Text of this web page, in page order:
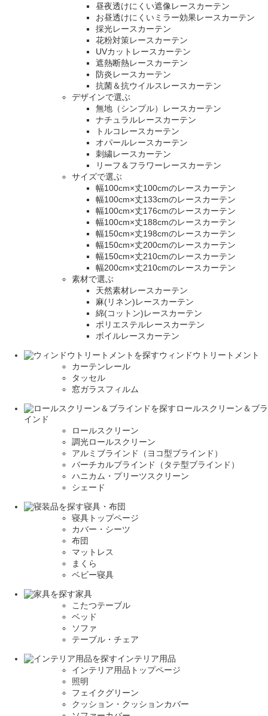
昼夜透けにくい遮像レースカーテン
お昼透けにくいミラー効果レースカーテン
採光レースカーテン
花粉対策レースカーテン
UVカットレースカーテン
遮熱断熱レースカーテン
防炎レースカーテン
抗菌＆抗ウイルスレースカーテン
デザインで選ぶ
無地（シンプル）レースカーテン
ナチュラルレースカーテン
トルコレースカーテン
オパールレースカーテン
刺繍レースカーテン
リーフ＆フラワーレースカーテン
サイズで選ぶ
幅100cm×丈100cmのレースカーテン
幅100cm×丈133cmのレースカーテン
幅100cm×丈176cmのレースカーテン
幅100cm×丈188cmのレースカーテン
幅150cm×丈198cmのレースカーテン
幅150cm×丈200cmのレースカーテン
幅150cm×丈210cmのレースカーテン
幅200cm×丈210cmのレースカーテン
素材で選ぶ
天然素材レースカーテン
麻(リネン)レースカーテン
綿(コットン)レースカーテン
ポリエステルレースカーテン
ボイルレースカーテン
ウィンドウトリートメント
カーテンレール
タッセル
窓ガラスフィルム
ロールスクリーン＆ブラ
インド
ロールスクリーン
調光ロールスクリーン
アルミブラインド（ヨコ型ブラインド）
バーチカルブラインド（タテ型ブラインド）
ハニカム・プリーツスクリーン
シェード
寝具・布団
寝具トップページ
カバー・シーツ
布団
マットレス
まくら
ベビー寝具
家具
こたつテーブル
ベッド
ソファ
テーブル・チェア
インテリア用品
インテリア用品トップページ
照明
フェイクグリーン
クッション・クッションカバー